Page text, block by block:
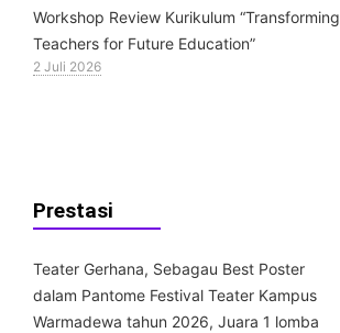
Workshop Review Kurikulum “Transforming
Teachers for Future Education”
2 Juli 2026
Prestasi
Teater Gerhana, Sebagau Best Poster
dalam Pantome Festival Teater Kampus
Warmadewa tahun 2026, Juara 1 lomba